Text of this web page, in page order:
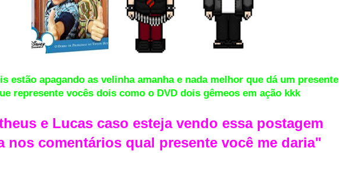
estão apagando as velinha amanha e nada melhor que dá um presente
represente vocês dois como o DVD dois gêmeos em ação kkk
e Lucas caso esteja vendo essa postagem
nos comentários qual presente você me daria"